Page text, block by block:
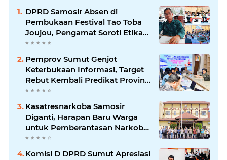
DPRD Samosir Absen di
Pembukaan Festival Tao Toba
Joujou, Pengamat Soroti Etika
Birokrasi Pemkab
Pemprov Sumut Genjot
Keterbukaan Informasi, Target
Rebut Kembali Predikat Provinsi
Informatif
Kasatresnarkoba Samosir
Diganti, Harapan Baru Warga
untuk Pemberantasan Narkoba
Menguat
Komisi D DPRD Sumut Apresiasi